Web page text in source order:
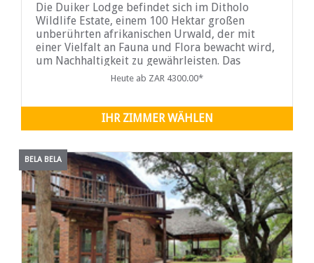
Die Duiker Lodge befindet sich im Ditholo
Wildlife Estate, einem 100 Hektar großen
unberührten afrikanischen Urwald, der mit
einer Vielfalt an Fauna und Flora bewacht wird,
um Nachhaltigkeit zu gewährleisten. Das
Anwesen liegt im Herzen des Limpopo vor einer
Heute ab ZAR 4300.00*
IHR ZIMMER WÄHLEN
BELA BELA